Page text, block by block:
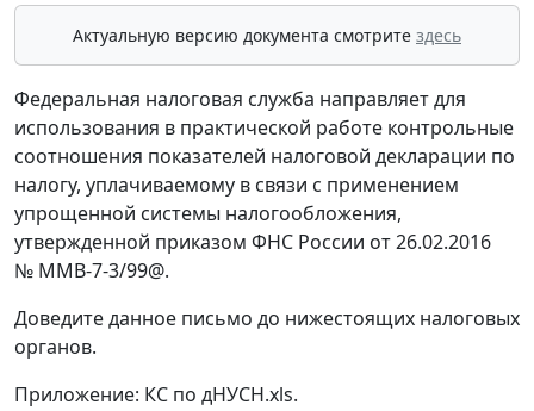
Актуальную версию документа смотрите здесь
Федеральная налоговая служба направляет для
использования в практической работе контрольные
соотношения показателей налоговой декларации по
налогу, уплачиваемому в связи с применением
упрощенной системы налогообложения,
утвержденной приказом ФНС России от 26.02.2016
№ ММВ-7-3/99@.
Доведите данное письмо до нижестоящих налоговых
органов.
Приложение: КС по дНУСН.xls.